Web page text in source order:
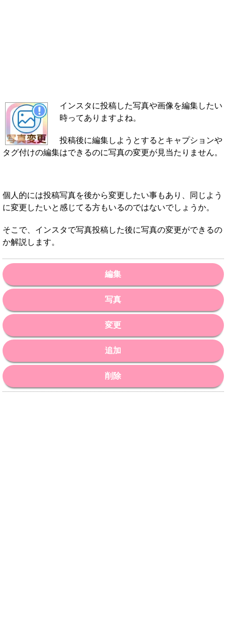
インスタに投稿した写真や画像を編集したい
時ってありますよね。
投稿後に編集しようとするとキャプションや
タグ付けの編集はできるのに写真の変更が見当たりません。
個人的には投稿写真を後から変更したい事もあり、同じよう
に変更したいと感じてる方もいるのではないでしょうか。
そこで、インスタで写真投稿した後に写真の変更ができるの
か解説します。
編集
写真
変更
追加
削除